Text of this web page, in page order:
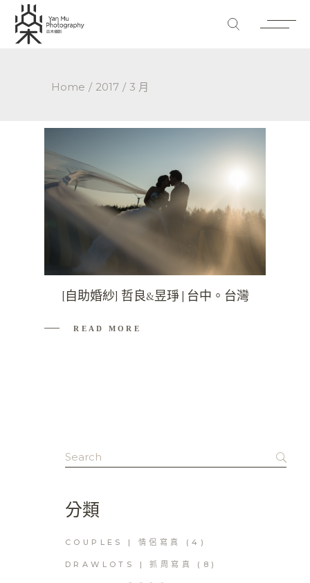
Home 2017 3 月
[自助婚紗] 哲良&昱琤 | 台中。台灣
READ MORE
Search
for:
分類
COUPLES | 情侶寫真 (4)
DRAWLOTS | 抓周寫真 (8)